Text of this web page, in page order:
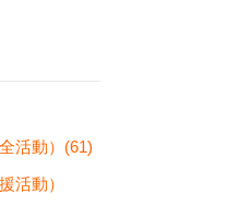
活動）(61)
活動）